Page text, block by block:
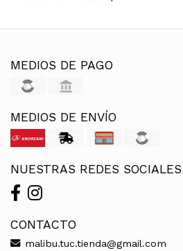
MEDIOS DE PAGO
MEDIOS DE ENVÍO
NUESTRAS REDES SOCIALES
CONTACTO
malibu.tuc.tienda@gmail.com